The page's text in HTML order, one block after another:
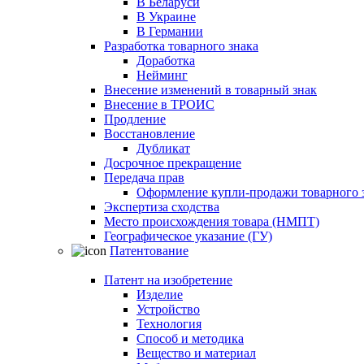
В Украине
В Германии
Разработка товарного знака
Доработка
Нейминг
Внесение изменений в товарный знак
Внесение в ТРОИС
Продление
Восстановление
Дубликат
Досрочное прекращение
Передача прав
Оформление купли-продажи товарного
Экспертиза сходства
Место происхождения товара (НМПТ)
Географическое указание (ГУ)
Патентование
Патент на изобретение
Изделие
Устройство
Технология
Способ и методика
Вещество и материал